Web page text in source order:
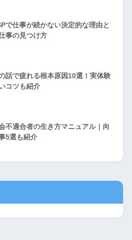
で仕事が続かない決定的な理由と
事の見つけ方
話で疲れる根本原因10選！実体験
コツも紹介
不適合者の生き方マニュアル｜向
5選も紹介